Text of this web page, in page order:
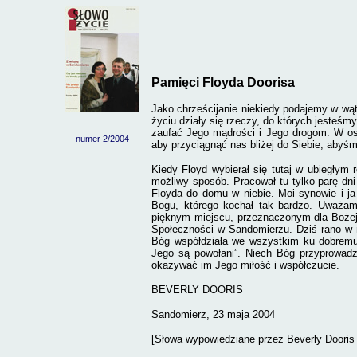
numer 2/2004
Pamięci Floyda Doorisa
Jako chrześcijanie niekiedy podajemy w
życiu działy się rzeczy, do których
zaufać Jego mądrości i Jego drogom. W
aby przyciągnąć nas bliżej do Siebie,
Kiedy Floyd wybierał się tutaj w
możliwy sposób. Pracował tu tylko parę
Floyda do domu w niebie. Moi synowie i
Bogu, którego kochał tak bardzo.
pięknym miejscu, przeznaczonym dla
Społeczności w Sandomierzu. Dziś rano
Bóg współdziała we wszystkim ku
Jego są powołani”. Niech Bóg
okazywać im Jego miłość i współczucie.
BEVERLY DOORIS
Sandomierz, 23 maja 2004
[Słowa wypowiedziane przez Beverly